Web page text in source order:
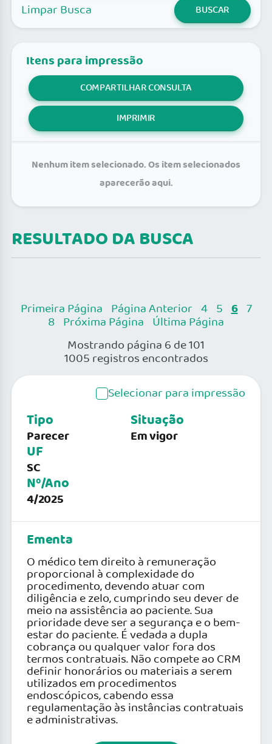
Limpar Busca BUSCAR
Itens para impressão
COMPARTILHAR CONSULTA
IMPRIMIR
Nenhum item selecionado. Os item selecionados
aparecerão aqui.
RESULTADO DA BUSCA
Primeira Página Página Anterior 4 5 6 7
8 Próxima Página Última Página
Mostrando página 6 de 101
1005 registros encontrados
Selecionar para impressão
Tipo
Parecer
UF
SC
Nº/Ano
4/2025
Situação
Em vigor
Ementa
O médico tem direito à remuneração
proporcional à complexidade do
procedimento, devendo atuar com
diligência e zelo, cumprindo seu dever de
meio na assistência ao paciente. Sua
prioridade deve ser a segurança e o bem-
estar do paciente. É vedada a dupla
cobrança ou qualquer valor fora dos
termos contratuais. Não compete ao CRM
definir honorários ou materiais a serem
utilizados em procedimentos
endoscópicos, cabendo essa
regulamentação às instâncias contratuais
e administrativas.